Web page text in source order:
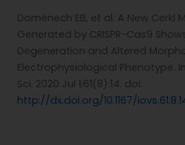
Domènech EB, et al. A New Cerkl
Generated by CRISPR-Cas9
Degeneration and Altered
Electrophysiological Phenotype.
Sci. 2020 Jul 1;61(8):14. doi:
http://dx.doi.org/10.1167/